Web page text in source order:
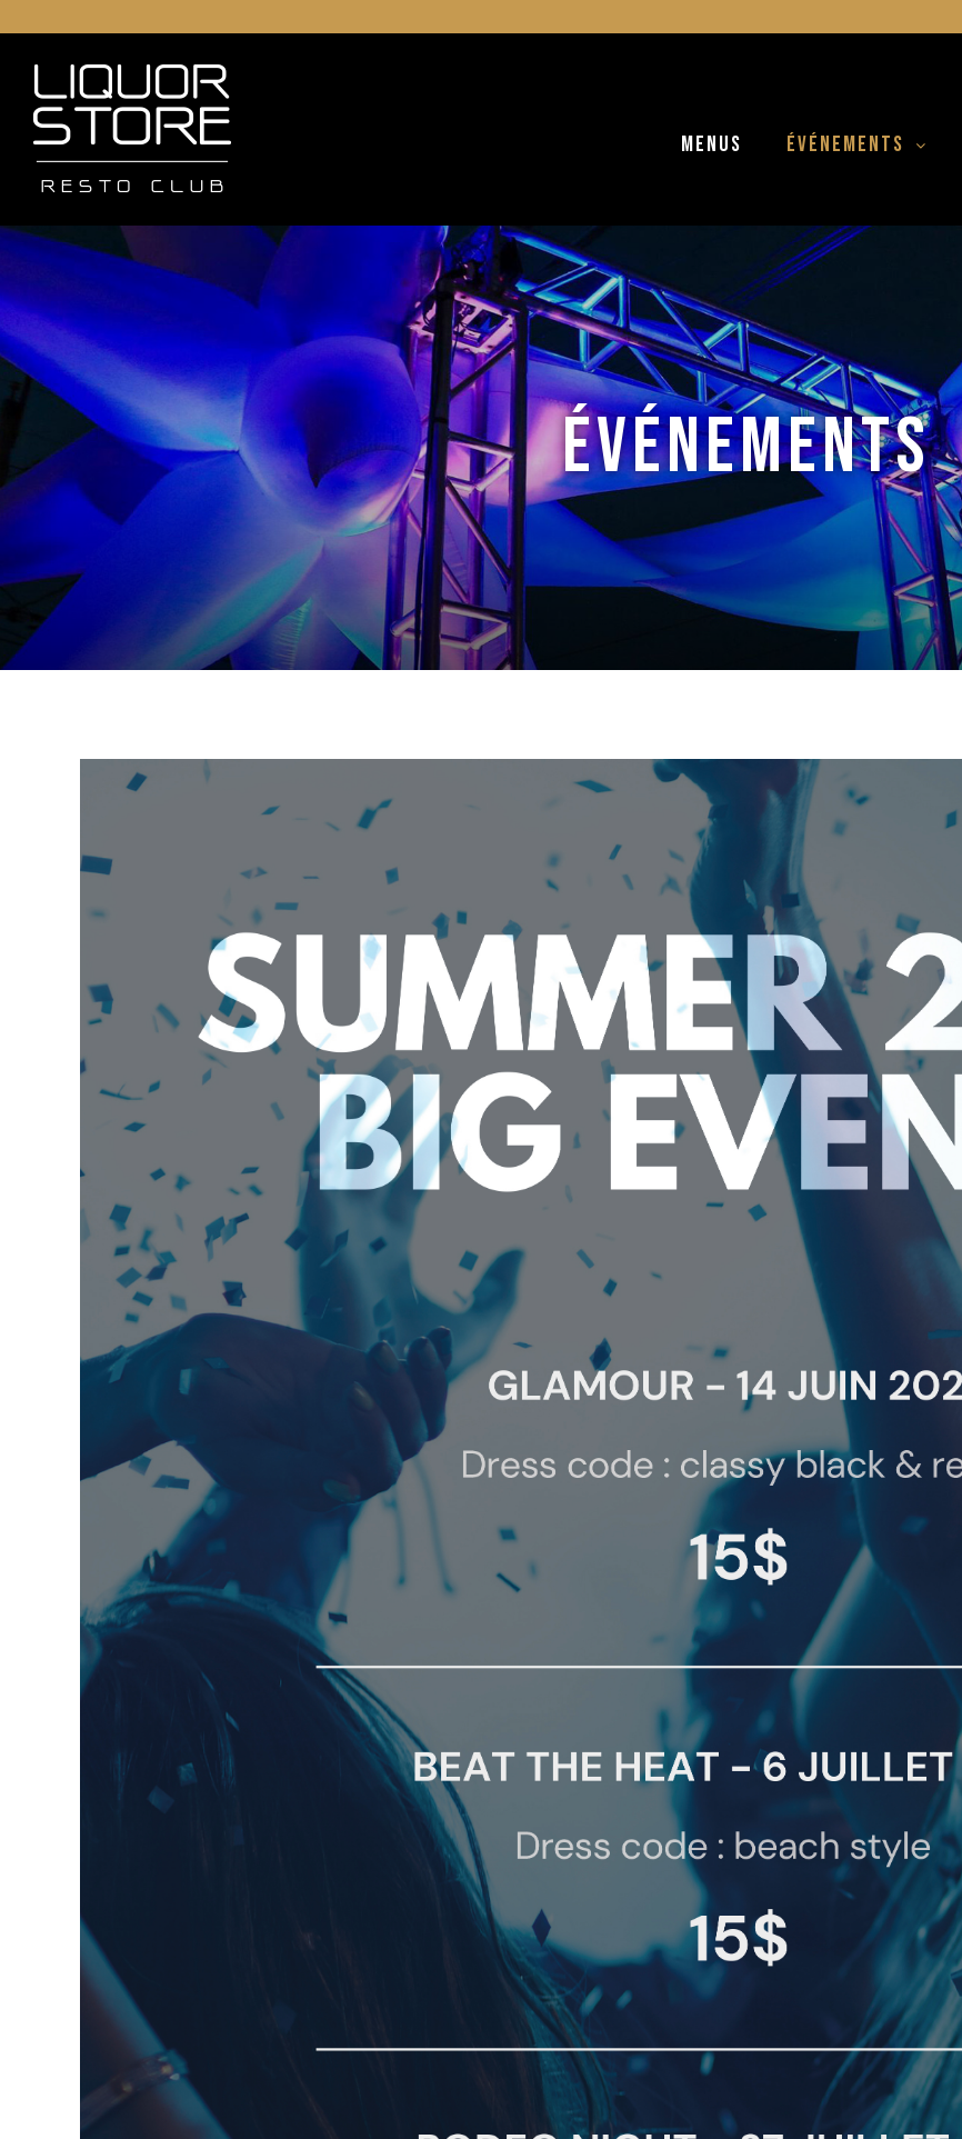
MENUS ÉVÉNEMENTS
ÉVÉNEMENTS